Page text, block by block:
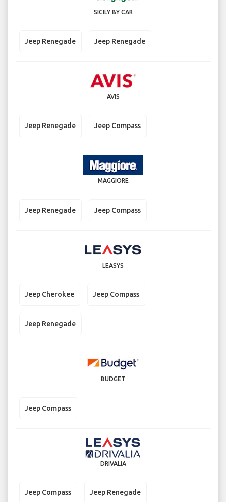
SICILY BY CAR
Jeep Renegade Jeep Renegade
AVIS
Jeep Renegade Jeep Compass
MAGGIORE
Jeep Renegade Jeep Compass
LEASYS
Jeep Cherokee Jeep Compass
Jeep Renegade
BUDGET
Jeep Compass
DRIVALIA
Jeep Compass Jeep Renegade